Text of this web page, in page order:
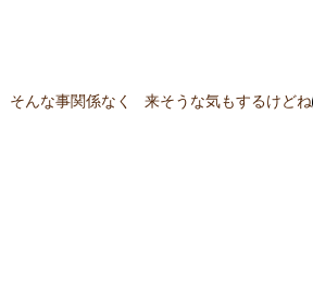
そんな事関係なく 来そうな気もするけどね